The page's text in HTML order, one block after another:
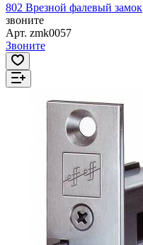
802 Врезной фалевый замок
звоните
Арт. zmk0057
Звоните